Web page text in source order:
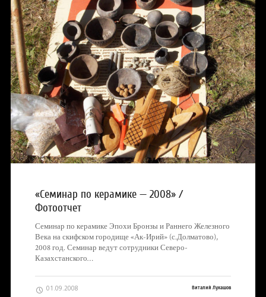
«Семинар по керамике — 2008» /
Фотоотчет
Семинар по керамике Эпохи Бронзы и Раннего Железного
Века на скифском городище «Ак-Ирий» (с.Долматово),
2008 год. Семинар ведут сотрудники Северо-
Казахстанского…
01.09.2008 Виталий Лукашов